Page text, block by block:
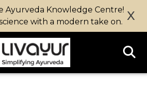
Ayurveda Knowledge Centre!
with a modern take on. X